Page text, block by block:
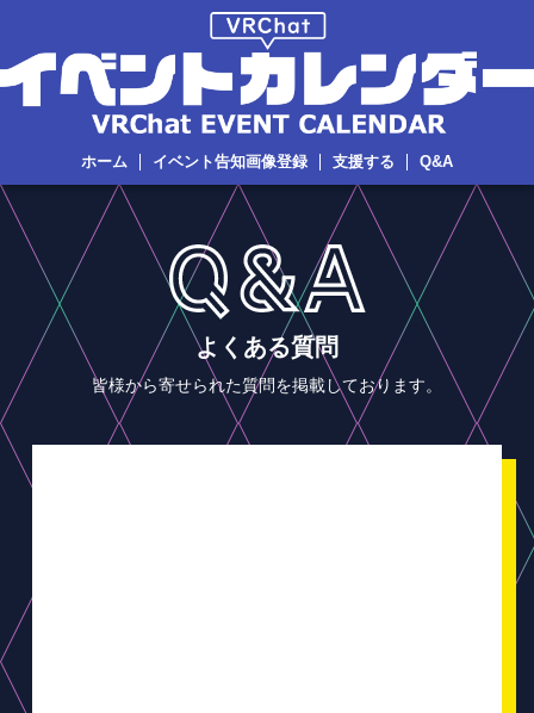
ホーム イベント告知画像登録 支援する Q&A
よくある質問
皆様から寄せられた質問を掲載しております。